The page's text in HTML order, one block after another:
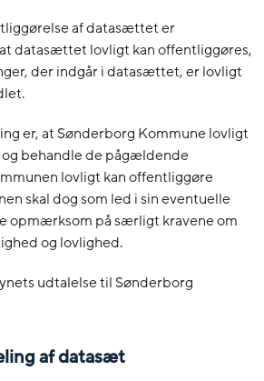
af datasættet er
datasættet lovligt kan offentliggøres,
der indgår i datasættet, er lovligt
er, at Sønderborg Kommune lovligt
behandle de pågældende
lovligt kan offentliggøre
skal dog som led i sin eventuelle
opmærksom på særligt kravene om
og lovlighed.
udtalelse til Sønderborg
af datasæt